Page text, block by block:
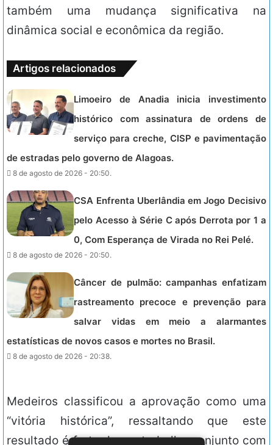
também uma mudança significativa na
dinâmica social e econômica da região.
Artigos relacionados
Limoeiro de Anadia inicia investimento
histórico com assinatura de ordens de
serviço para creche, CISP e pavimentação
de estradas pelo governo de Alagoas.
8 de agosto de 2026 - 20:50.
CSA Enfrenta Uberlândia em Jogo Decisivo
pelo Acesso à Série C após Derrota por 1 a
0, Com Esperança de Virada no Rei Pelé.
8 de agosto de 2026 - 20:50.
Câncer de pulmão: campanhas enfatizam
rastreamento precoce e prevenção para
salvar vidas em meio a alarmantes
estatísticas de novos casos e mortes no Brasil.
8 de agosto de 2026 - 20:38.
Medeiros classificou a aprovação como uma
“vitória histórica”, ressaltando que este
resultado é fruto de um trabalho conjunto com